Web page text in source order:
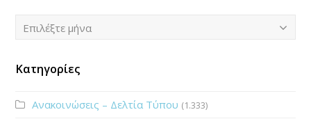
Ιστορικό
Επιλέξτε μήνα
Κατηγορίες
Ανακοινώσεις – Δελτία Τύπου (1.333)